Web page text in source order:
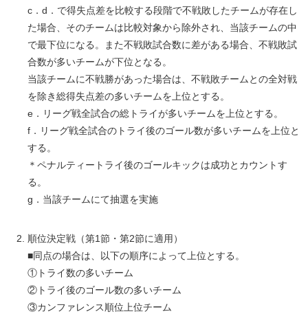
c．d．で得失点差を比較する段階で不戦敗したチームが存在し
た場合、そのチームは比較対象から除外され、当該チームの中
で最下位になる。また不戦敗試合数に差がある場合、不戦敗試
合数が多いチームが下位となる。
当該チームに不戦勝があった場合は、不戦敗チームとの全対戦
を除き総得失点差の多いチームを上位とする。
e．リーグ戦全試合の総トライが多いチームを上位とする。
f．リーグ戦全試合のトライ後のゴール数が多いチームを上位と
する。
＊ペナルティートライ後のゴールキックは成功とカウントす
る。
g．当該チームにて抽選を実施
順位決定戦（第1節・第2節に適用）
■同点の場合は、以下の順序によって上位とする。
①トライ数の多いチーム
②トライ後のゴール数の多いチーム
③カンファレンス順位上位チーム